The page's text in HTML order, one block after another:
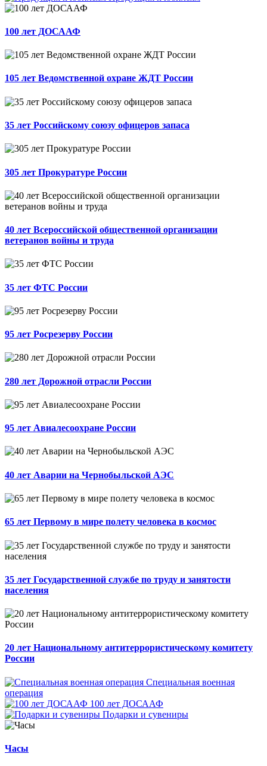
100 лет ДОСААФ
105 лет Ведомственной охране ЖДТ России
35 лет Российскому союзу офицеров запаса
305 лет Прокуратуре России
40 лет Всероссийской общественной организации
ветеранов войны и труда
35 лет ФТС России
95 лет Росрезерву России
280 лет Дорожной отрасли России
95 лет Авиалесоохране России
40 лет Аварии на Чернобыльской АЭС
65 лет Первому в мире полету человека в космос
35 лет Государственной службе по труду и занятости
населения
20 лет Национальному антитеррористическому комитету
России
Специальная военная
операция
100 лет ДОСААФ
Подарки и сувениры
Часы